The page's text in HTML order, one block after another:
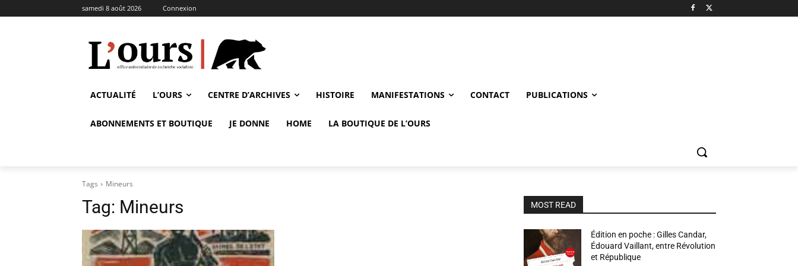
samedi 8 août 2026 Connexion
ACTUALITÉ L’OURS CENTRE D’ARCHIVES HISTOIRE MANIFESTATIONS CONTACT PUBLICATIONS
ABONNEMENTS ET BOUTIQUE JE DONNE HOME LA BOUTIQUE DE L’OURS
Tags Mineurs
Tag: Mineurs MOST READ
Édition en poche : Gilles Candar,
Édouard Vaillant, entre Révolution
et République